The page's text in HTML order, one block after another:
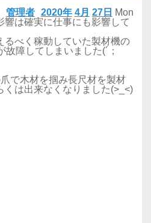
2020年 4月 27日 Mon
管理者
響は確実に仕事にも影響して
るべく稼動していた製材機の
障してしまいました(´；
で木材を掴み長尺材を製材
くは出来なくなりました(>_<)